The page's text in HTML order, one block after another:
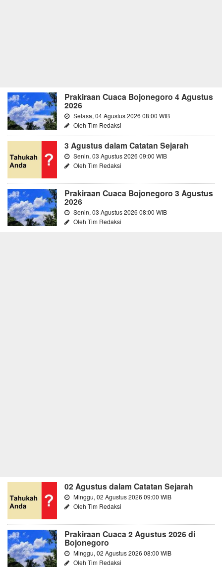
Prakiraan Cuaca Bojonegoro 4 Agustus
2026
Selasa, 04 Agustus 2026 08:00 WIB
Oleh Tim Redaksi
3 Agustus dalam Catatan Sejarah
Senin, 03 Agustus 2026 09:00 WIB
Oleh Tim Redaksi
Prakiraan Cuaca Bojonegoro 3 Agustus
2026
Senin, 03 Agustus 2026 08:00 WIB
Oleh Tim Redaksi
02 Agustus dalam Catatan Sejarah
Minggu, 02 Agustus 2026 09:00 WIB
Oleh Tim Redaksi
Prakiraan Cuaca 2 Agustus 2026 di
Bojonegoro
Minggu, 02 Agustus 2026 08:00 WIB
Oleh Tim Redaksi